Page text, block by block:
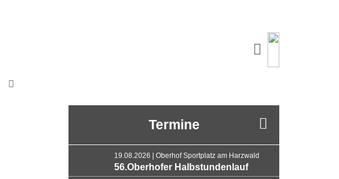
Termine
19.08.2026 | Oberhof Sportplatz am Harzwald
56.Oberhofer Halbstundenlauf